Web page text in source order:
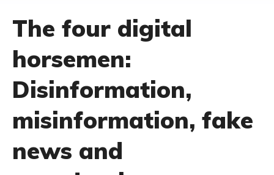
The four digital
horsemen:
Disinformation,
misinformation, fake
news and